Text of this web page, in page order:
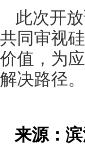
此次开
共同审视
价值，为
解决路径。
来源：